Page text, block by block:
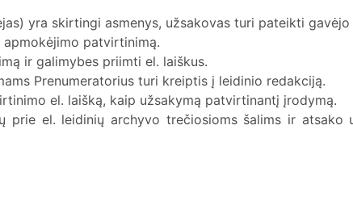
yra skirtingi asmenys, užsakovas turi pateikti gavėjo
patvirtinimą.
ir galimybes priimti el. laiškus.
Prenumeratorius turi kreiptis į leidinio redakciją.
el. laišką, kaip užsakymą patvirtinantį įrodymą.
prie el. leidinių archyvo trečiosioms šalims ir atsako